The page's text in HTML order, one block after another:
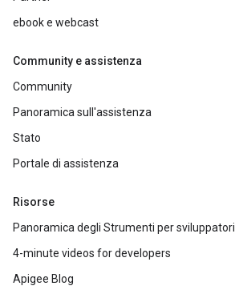
ebook e webcast
Community e assistenza
Community
Panoramica sull'assistenza
Stato
Portale di assistenza
Risorse
Panoramica degli Strumenti per sviluppatori
4-minute videos for developers
Apigee Blog